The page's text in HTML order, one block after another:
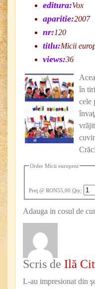
editura:Vox
aparitie:2007
nr:120
titlu:Micii
views:36
în
cele
Order Micii europeni
Preţ @ RON55,00 Qty:
Adauga in cosul de
Scris de Ilă
L-au impresionat din